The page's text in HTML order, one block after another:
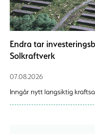
Endra tar
Solkraftverk
07.08.2026
Inngår nytt langsiktig